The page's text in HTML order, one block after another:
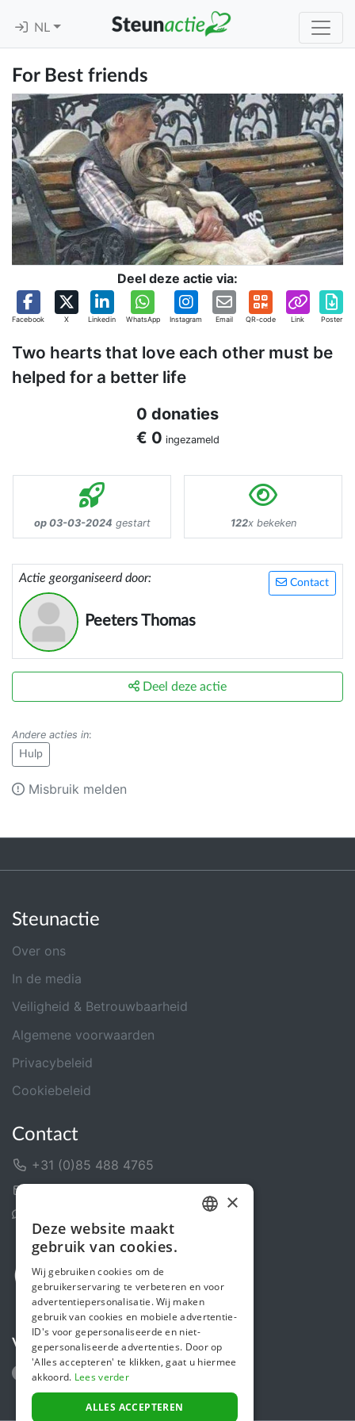
NL
For Best friends
Deel deze actie via:
Facebook X Linkedin WhatsApp Instagram Email QR-code Link Poster
Two hearts that love each other must be
helped for a better life
0 donaties
€ 0 ingezameld
op 03-03-2024 gestart 122x bekeken
Contact
Actie georganiseerd door:
Peeters Thomas
Deel deze actie
Andere acties in:
Hulp
Misbruik melden
Steunactie
Over ons
In de media
Veiligheid & Betrouwbaarheid
Algemene voorwaarden
Privacybeleid
Cookiebeleid
Contact
+31 (0)85 488 4765
Volg ons
ENGLISH
×
Deze website maakt
gebruik van cookies.
Wij gebruiken cookies om de
gebruikerservaring te verbeteren en voor
advertentiepersonalisatie. Wij maken
gebruik van cookies en mobiele advertentie-
ID's voor gepersonaliseerde en niet-
gepersonaliseerde advertenties. Door op
'Alles accepteren' te klikken, gaat u hiermee
akkoord. Lees verder
ALLES ACCEPTEREN